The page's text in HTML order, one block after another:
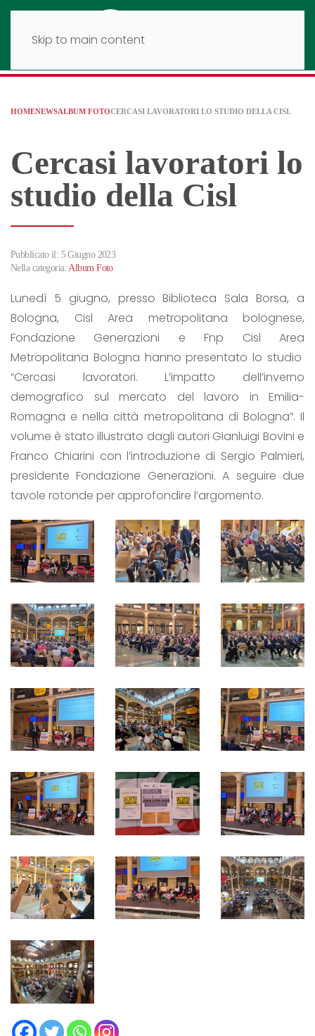
Skip to main content
HOMENEWSALBUM FOTOCERCASI LAVORATORI LO STUDIO DELLA CISL
Cercasi lavoratori lo
studio della Cisl
Pubblicato il: 5 Giugno 2023
Nella categoria:Album Foto
Lunedì 5 giugno, presso Biblioteca Sala Borsa, a
Bologna, Cisl Area metropolitana bolognese,
Fondazione Generazioni eFnp Cisl Area
Metropolitana Bologna hanno presentato lo studio
“Cercasi lavoratori. L’impatto dell’inverno
demografico sul mercato del lavoro in Emilia-
Romagna e nella città metropolitana di Bologna”. Il
volume è stato illustrato dagli autori Gianluigi Bovini e
Franco Chiarini con l’introduzione di Sergio Palmieri,
presidente Fondazione Generazioni. A seguire due
tavole rotonde per approfondire l’argomento.